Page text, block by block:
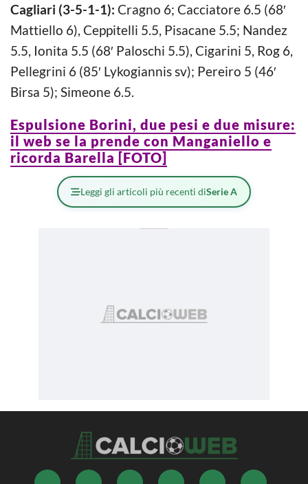
Cagliari (3-5-1-1): Cragno 6; Cacciatore 6.5 (68′
Mattiello 6), Ceppitelli 5.5, Pisacane 5.5; Nandez
5.5, Ionita 5.5 (68′ Paloschi 5.5), Cigarini 5, Rog 6,
Pellegrini 6 (85′ Lykogiannis sv); Pereiro 5 (46′
Birsa 5); Simeone 6.5.
Espulsione Borini, due pesi e due misure:
il web se la prende con Manganiello e
ricorda Barella [FOTO]
Leggi gli articoli più recenti diSerie A